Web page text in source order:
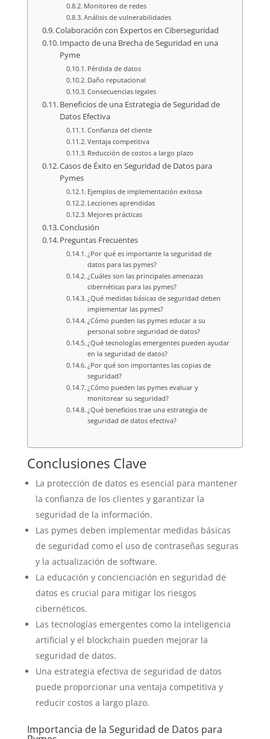
Monitoreo de redes
Análisis de vulnerabilidades
Colaboración con Expertos en Ciberseguridad
Impacto de una Brecha de Seguridad en una
Pyme
Pérdida de datos
Daño reputacional
Consecuencias legales
Beneficios de una Estrategia de Seguridad de
Datos Efectiva
Confianza del cliente
Ventaja competitiva
Reducción de costos a largo plazo
Casos de Éxito en Seguridad de Datos para
Pymes
Ejemplos de implementación exitosa
Lecciones aprendidas
Mejores prácticas
Conclusión
Preguntas Frecuentes
¿Por qué es importante la seguridad de
datos para las pymes?
¿Cuáles son las principales amenazas
cibernéticas para las pymes?
¿Qué medidas básicas de seguridad deben
implementar las pymes?
¿Cómo pueden las pymes educar a su
personal sobre seguridad de datos?
¿Qué tecnologías emergentes pueden ayudar
en la seguridad de datos?
¿Por qué son importantes las copias de
seguridad?
¿Cómo pueden las pymes evaluar y
monitorear su seguridad?
¿Qué beneficios trae una estrategia de
seguridad de datos efectiva?
Conclusiones Clave
La protección de datos es esencial para mantener
la confianza de los clientes y garantizar la
seguridad de la información.
Las pymes deben implementar medidas básicas
de seguridad como el uso de contraseñas seguras
y la actualización de software.
La educación y concienciación en seguridad de
datos es crucial para mitigar los riesgos
cibernéticos.
Las tecnologías emergentes como la inteligencia
artificial y el blockchain pueden mejorar la
seguridad de datos.
Una estrategia efectiva de seguridad de datos
puede proporcionar una ventaja competitiva y
reducir costos a largo plazo.
Importancia de la Seguridad de Datos para